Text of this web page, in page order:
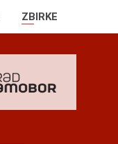
ZBIRKE